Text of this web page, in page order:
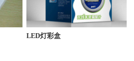
LED灯彩盒